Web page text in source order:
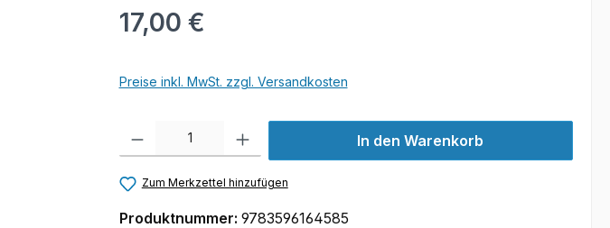
17,00 €
Preise inkl. MwSt. zzgl. Versandkosten
Produkt Anzahl: Gib den gewünschten Wert ein oder benutze die Schaltflächen
In den Warenkorb
Zum Merkzettel hinzufügen
Produktnummer: 9783596164585